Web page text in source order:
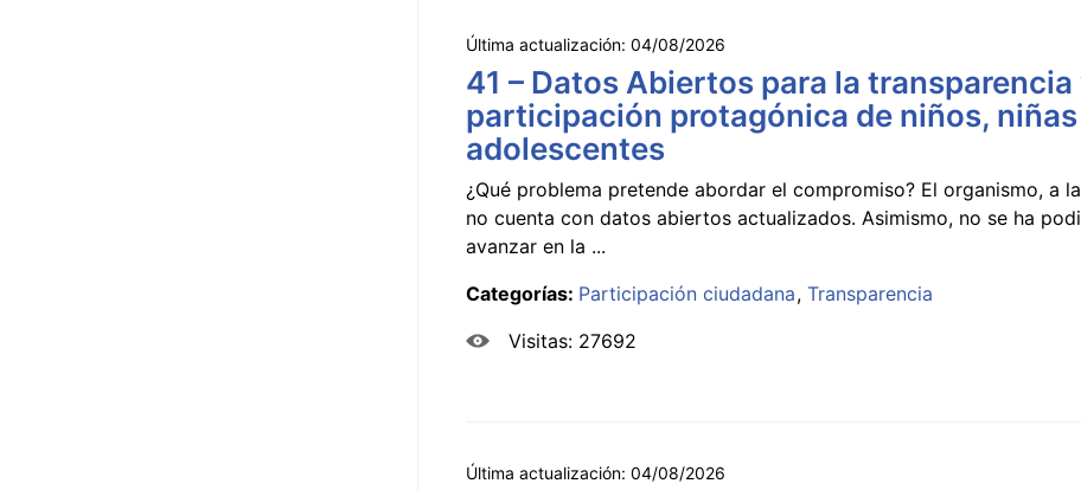
Última actualización: 04/08/2026
41 – Datos Abiertos para la transparencia
participación protagónica de niños,
adolescentes
¿Qué problema pretende abordar el compromiso? El organismo, a
no cuenta con datos abiertos actualizados. Asimismo, no se ha
avanzar en la ...
Categorías: Participación ciudadana Transparencia
Visitas: 27692
Última actualización: 04/08/2026